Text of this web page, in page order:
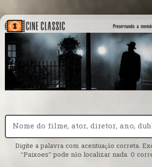
Digite a palavra com acentuação correta.
“Paixoes” pode não localizar nada. O